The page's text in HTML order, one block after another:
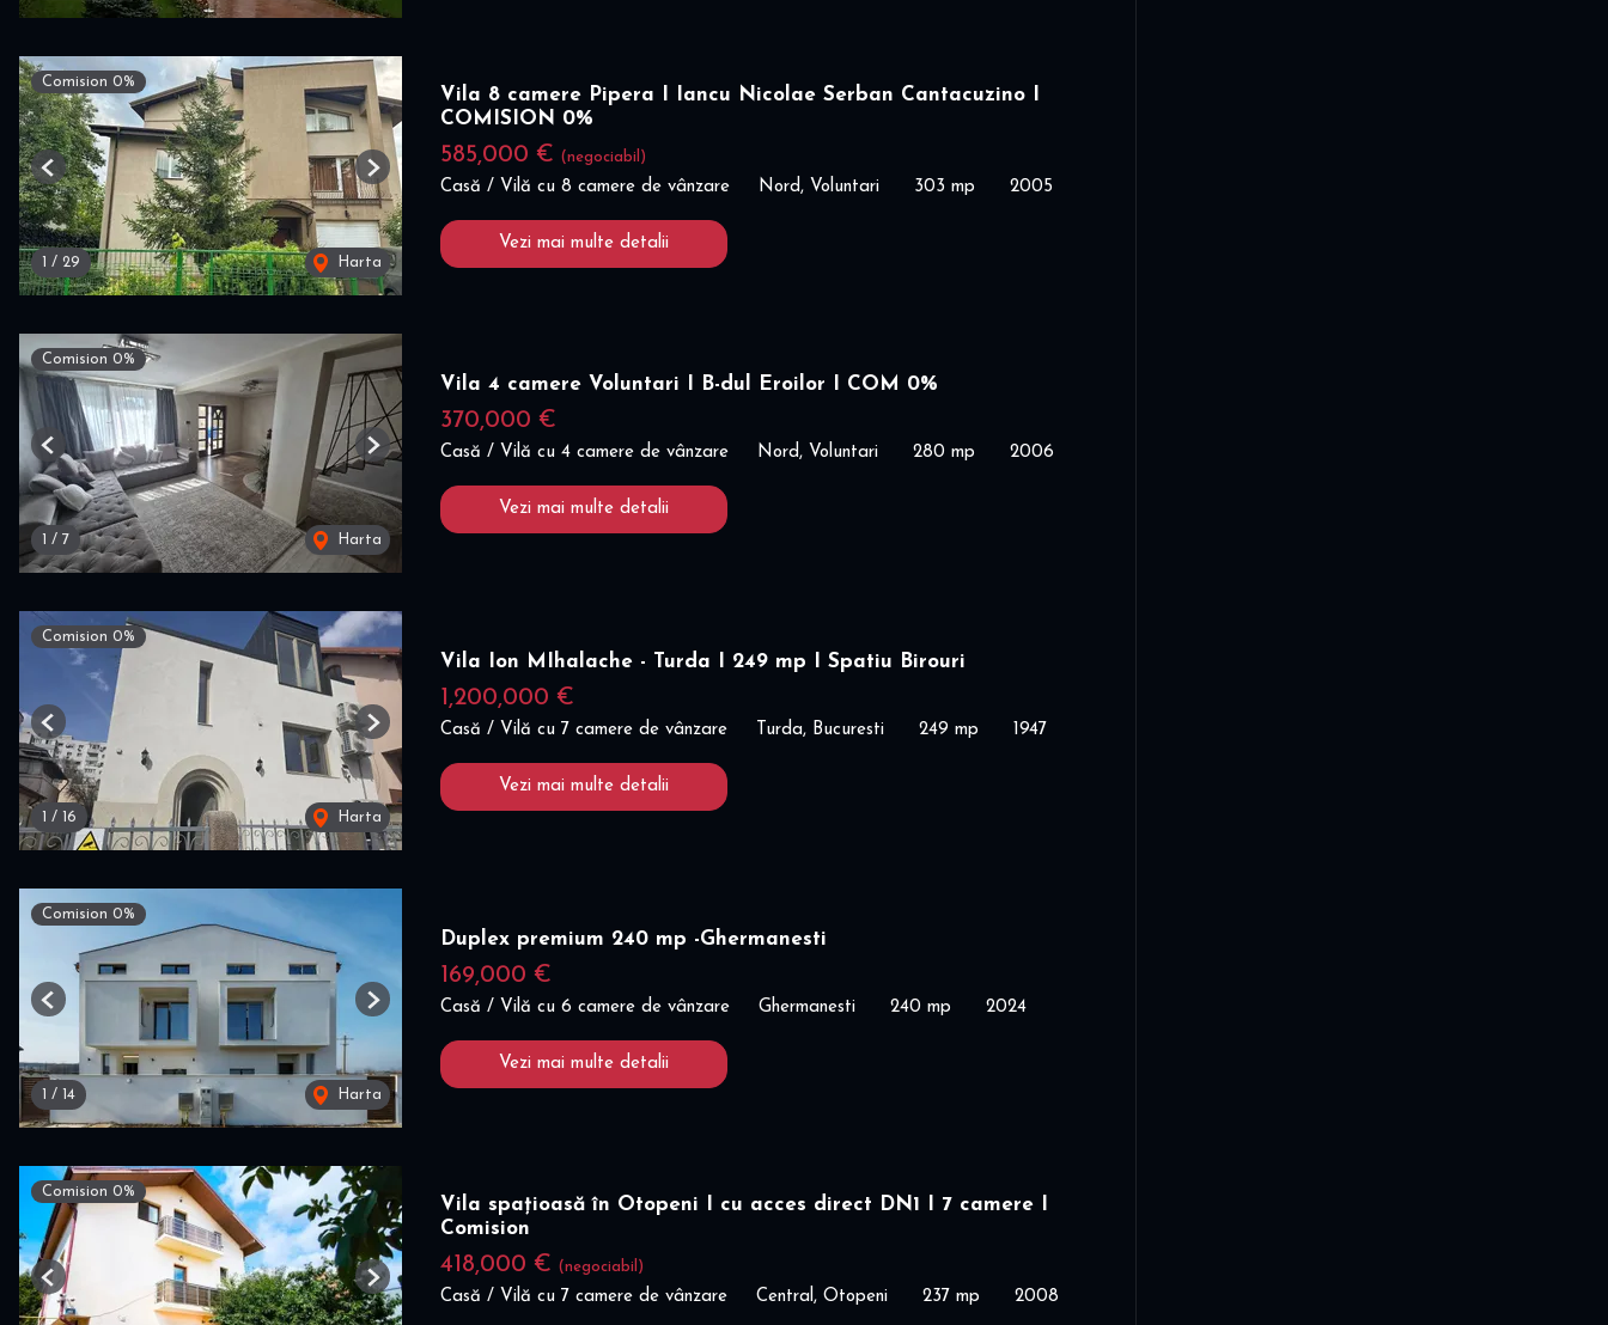
Comision 0%
1 / 29 Harta
Previous Next
Vila 8 camere Pipera I Iancu Nicolae Serban Cantacuzino I
COMISION 0%
585,000 € (negociabil)
Casă / Vilă cu 8 camere de vânzare Nord, Voluntari 303 mp 2005
Vezi mai multe detalii
Comision 0%
1 / 7 Harta
Previous Next
Vila 4 camere Voluntari I B-dul Eroilor I COM 0%
370,000 €
Casă / Vilă cu 4 camere de vânzare Nord, Voluntari 280 mp 2006
Vezi mai multe detalii
Comision 0%
1 / 16 Harta
Previous Next
Vila Ion MIhalache - Turda I 249 mp I Spatiu Birouri
1,200,000 €
Casă / Vilă cu 7 camere de vânzare Turda, Bucuresti 249 mp 1947
Vezi mai multe detalii
Comision 0%
1 / 14 Harta
Previous Next
Duplex premium 240 mp -Ghermanesti
169,000 €
Casă / Vilă cu 6 camere de vânzare Ghermanesti 240 mp 2024
Vezi mai multe detalii
Comision 0%
Previous Next
Vila spațioasă în Otopeni I cu acces direct DN1 I 7 camere I
Comision
418,000 € (negociabil)
Casă / Vilă cu 7 camere de vânzare Central, Otopeni 237 mp 2008